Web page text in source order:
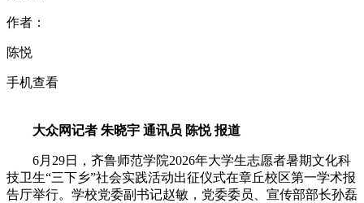
作者：
陈悦
手机查看
大众网记者 朱晓宇 通讯员 陈悦 报道
6月29日，齐鲁师范学院2026年大学生志愿者暑期文化科
技卫生“三下乡”社会实践活动出征仪式在章丘校区第一学术报
告厅举行。学校党委副书记赵敏，党委委员、宣传部部长孙磊